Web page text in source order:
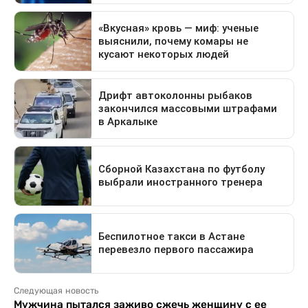
Следующая новость
Мужчина пытался заживо сжечь женщину с ее